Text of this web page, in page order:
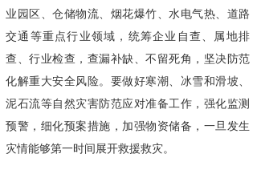
业园区、仓储物流、烟花爆竹、水电气热、道路
交通等重点行业领域，统筹企业自查、属地排
查、行业检查，查漏补缺、不留死角，坚决防范
化解重大安全风险。要做好寒潮、冰雪和滑坡、
泥石流等自然灾害防范应对准备工作，强化监测
预警，细化预案措施，加强物资储备，一旦发生
灾情能够第一时间展开救援救灾。